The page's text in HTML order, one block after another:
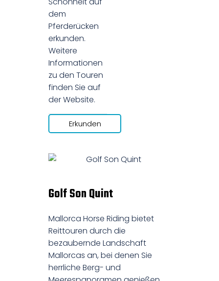
dem
Pferderücken
erkunden.
Weitere
Informationen
zu den Touren
finden Sie auf
der Website.
Erkunden
Golf Son Quint
Mallorca Horse Riding bietet
Reittouren durch die
bezaubernde Landschaft
Mallorcas an, bei denen Sie
herrliche Berg- und